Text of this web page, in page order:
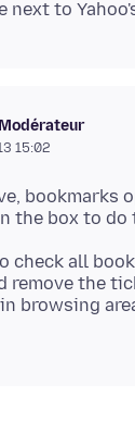
Modérateur
15:02
bookmarks
the box to do
check all
remove the
browsing